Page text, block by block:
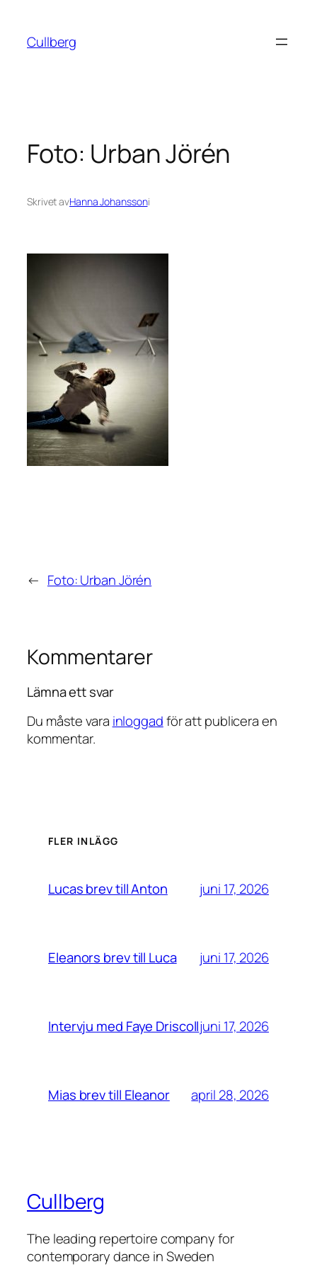
innehåll
Cullberg
Foto: Urban Jörén
Skrivet avHanna Johanssoni
← Foto: Urban Jörén
Kommentarer
Lämna ett svar
Du måste vara inloggadför att publicera en
kommentar.
FLER INLÄGG
Lucas brev till Anton juni 17, 2026
Eleanors brev till Luca juni 17, 2026
Intervju med Faye Driscolljuni 17, 2026
Mias brev till Eleanor april 28, 2026
Cullberg
The leading repertoire company for
contemporary dance in Sweden